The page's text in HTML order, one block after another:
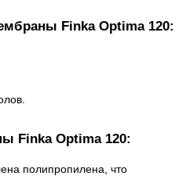
Finka Optima 120:
Finka Optima 120:
полипропилена, что